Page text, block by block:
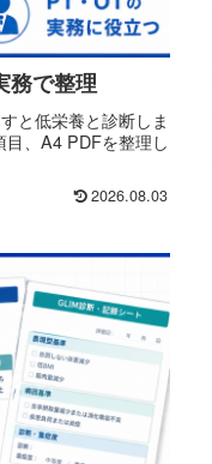
務で整理
と低栄養と診断しま
、A4 PDFを整理し
2026.08.03